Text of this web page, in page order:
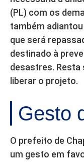
(PL) com os
também
que será
destinado à
desastres. Resta
liberar o projeto.
Gesto
O prefeito de
um gesto em